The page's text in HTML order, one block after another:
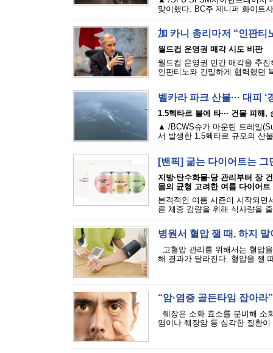
맞이했다. BC주 제니퍼 화이트
加 카니 총리마저 “인판티
월드컵 운영권 매각 시도 비판
월드컵 운영권 민간 매각을 추
인판티노와 긴밀하게 협력했던
벨카라 파크 산불··· 대피
1.5헥타르 불에 타··· 건물 피해,
▲ /BCWS슈가 마운틴 트레일
서 발생한 1.5헥타르 규모의 산
[밴픽] 굶는 다이어트는 그
지방·탄수화물·당 관리부터 장
몸의 균형 고려한 여름 다이어트
본격적인 여름 시즌이 시작되면
른 체중 감량을 위해 식사량을
병원서 혈압 잴 때, 하지 말
고혈압 관리를 위해서는 혈압
해 결과가 달라진다. 혈압을 잴
“암·염증 골든타임 잡아라
췌장은 소화 효소를 분비해 소
염이나 췌장암 등 심각한 질환